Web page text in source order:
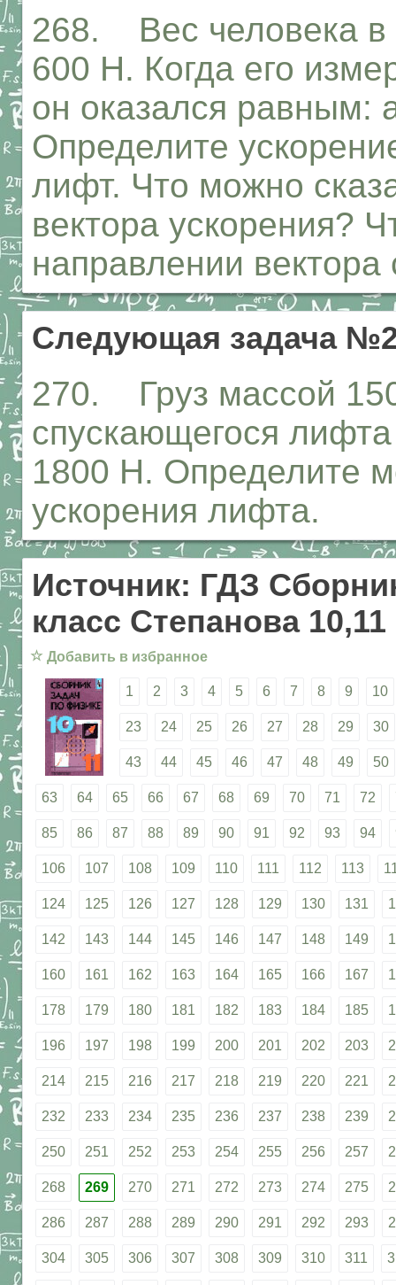
268. Вес человека в
600 Н. Когда его
он оказался равным:
Определите
лифт. Что можно
вектора ускорения?
направлении вектора
Следующая задача
270. Груз массой
спускающегося
1800 Н. Определите
ускорения лифта.
Источник: ГДЗ
класс Степанова 10,11
☆ Добавить в избранное
1 2 3 4 5 6 7 8 9 10
23 24 25 26 27 28 29 30
43 44 45 46 47 48 49 50
63 64 65 66 67 68 69 70 71 72
85 86 87 88 89 90 91 92 93 94
106 107 108 109 110 111 112 113
124 125 126 127 128 129 130 131
142 143 144 145 146 147 148 149
160 161 162 163 164 165 166 167
178 179 180 181 182 183 184 185
196 197 198 199 200 201 202 203
214 215 216 217 218 219 220 221
232 233 234 235 236 237 238 239
250 251 252 253 254 255 256 257
268 269 270 271 272 273 274 275
286 287 288 289 290 291 292 293
304 305 306 307 308 309 310 311